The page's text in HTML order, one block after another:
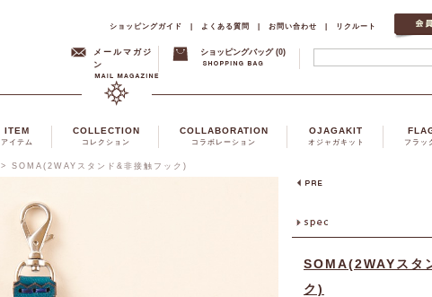
ショッピングガイド | よくある質問 | お問い合わせ | リクルート
メールマガジ
ン
ショッピングバッグ (0)
ITEM
アイテム
COLLECTION
コレクション
COLLABORATION
コラボレーション
OJAGAKIT
オジャガキット フラッ
> SOMA(2WAYスタンド&非接触フック)
SOMA(2WAYスタ
ク)